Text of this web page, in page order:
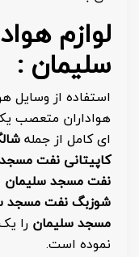
لوازم
سلیمان :
استفاده از وسایل
هواداران متعصب
ای کامل از جمله
کاپیتانی نفت
نفت مسجد سلیمان
شوزبگ نفت مسجد
مسجد سلیمان را
نموده است.